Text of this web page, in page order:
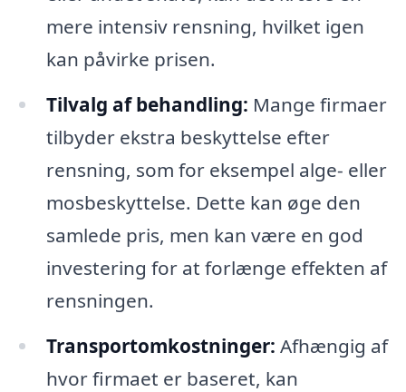
mere intensiv rensning, hvilket igen
kan påvirke prisen.
Tilvalg af behandling: Mange firmaer
tilbyder ekstra beskyttelse efter
rensning, som for eksempel alge- eller
mosbeskyttelse. Dette kan øge den
samlede pris, men kan være en god
investering for at forlænge effekten af
rensningen.
Transportomkostninger: Afhængig af
hvor firmaet er baseret, kan